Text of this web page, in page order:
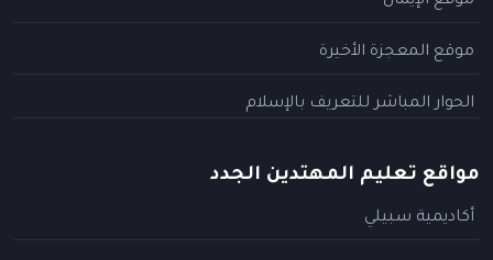
موقع المعجزة الأخيرة
الحوار المباشر للتعريف بالإسلام
مواقع تعليم المهتدين الجدد
أكاديمية سبيلي